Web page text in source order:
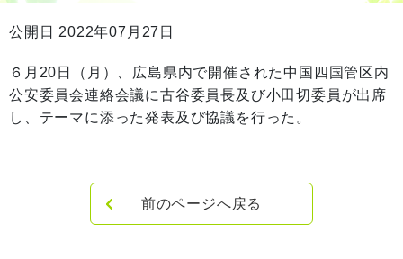
公開日 2022年07月27日
６月20日（月）、広島県内で開催された中国四国管区内
公安委員会連絡会議に古谷委員長及び小田切委員が出席
し、テーマに添った発表及び協議を行った。
前のページへ戻る